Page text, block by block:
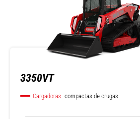
3350VT
Cargadoras compactas de orugas